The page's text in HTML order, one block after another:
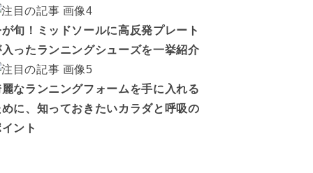
旬！ミッドソールに高反発プレート
ったランニングシューズを一挙紹介
なランニングフォームを手に入れる
に、知っておきたいカラダと呼吸の
ント